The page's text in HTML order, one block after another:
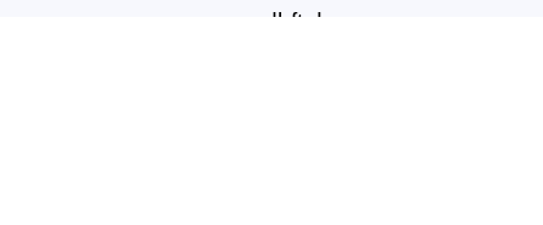
www.dbft.de